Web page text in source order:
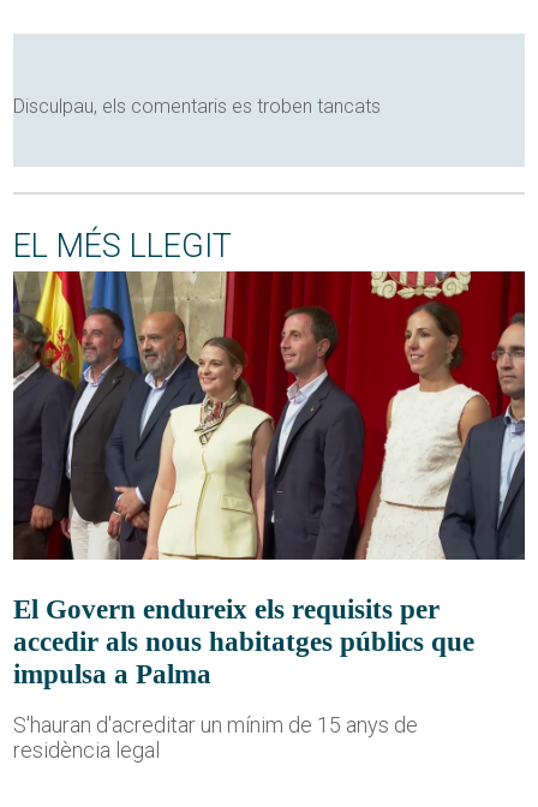
Disculpau, els comentaris es troben tancats
EL MÉS LLEGIT
El Govern endureix els requisits per
accedir als nous habitatges públics que
impulsa a Palma
S'hauran d'acreditar un mínim de 15 anys de
residència legal